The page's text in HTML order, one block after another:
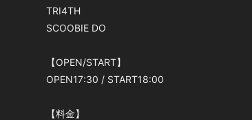
TRI4TH
SCOOBIE DO
【OPEN/START】
OPEN17:30 / START18:00
【料金】